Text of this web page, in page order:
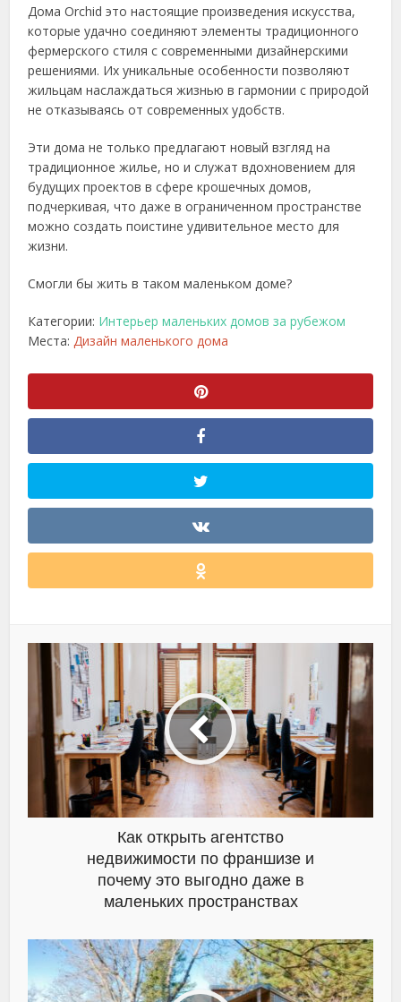
Дома Orchid это настоящие произведения искусства,
которые удачно соединяют элементы традиционного
фермерского стиля с современными дизайнерскими
решениями. Их уникальные особенности позволяют
жильцам наслаждаться жизнью в гармонии с природой
не отказываясь от современных удобств.
Эти дома не только предлагают новый взгляд на
традиционное жилье, но и служат вдохновением для
будущих проектов в сфере крошечных домов,
подчеркивая, что даже в ограниченном пространстве
можно создать поистине удивительное место для
жизни.
Смогли бы жить в таком маленьком доме?
Категории: Интерьер маленьких домов за рубежом
Места:Дизайн маленького дома
Как открыть агентство
недвижимости по франшизе и
почему это выгодно даже в
маленьких пространствах